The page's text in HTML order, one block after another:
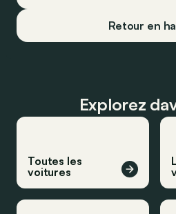
Retour en
Explorez
Toutes les
voitures